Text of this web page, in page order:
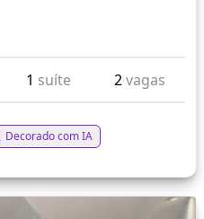
1 suíte 2vagas
Decorado com IA